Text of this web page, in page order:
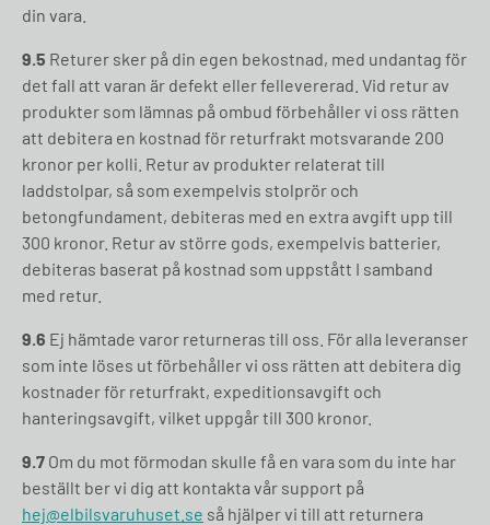
din vara.
9.5 Returer sker på din egen bekostnad, med undantag för
det fall att varan är defekt eller fellevererad. Vid retur av
produkter som lämnas på ombud förbehåller vi oss rätten
att debitera en kostnad för returfrakt motsvarande 200
kronor per kolli. Retur av produkter relaterat till
laddstolpar, så som exempelvis stolprör och
betongfundament, debiteras med en extra avgift upp till
300 kronor. Retur av större gods, exempelvis batterier,
debiteras baserat på kostnad som uppstått I samband
med retur.
9.6 Ej hämtade varor returneras till oss. För alla leveranser
som inte löses ut förbehåller vi oss rätten att debitera dig
kostnader för returfrakt, expeditionsavgift och
hanteringsavgift, vilket uppgår till 300 kronor.
9.7 Om du mot förmodan skulle få en vara som du inte har
beställt ber vi dig att kontakta vår support på
hej@elbilsvaruhuset.se så hjälper vi till att returnera